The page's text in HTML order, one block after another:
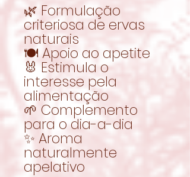
🌿 Formulação
criteriosa de ervas
naturais
🍽️ Apoio ao apetite
🐰 Estimula o
interesse pela
alimentação
🌱 Complemento
para o dia-a-dia
✨ Aroma
naturalmente
apelativo